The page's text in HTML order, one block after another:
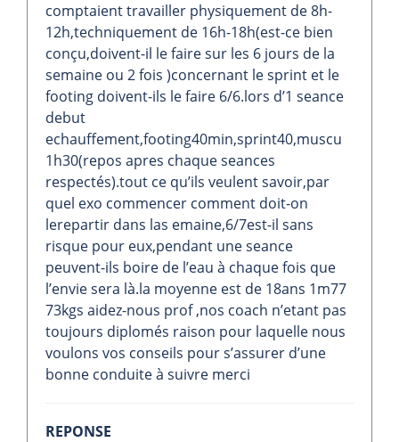
comptaient travailler physiquement de 8h-
12h,techniquement de 16h-18h(est-ce bien
conçu,doivent-il le faire sur les 6 jours de la
semaine ou 2 fois )concernant le sprint et le
footing doivent-ils le faire 6/6.lors d’1 seance
debut
echauffement,footing40min,sprint40,muscu
1h30(repos apres chaque seances
respectés).tout ce qu’ils veulent savoir,par
quel exo commencer comment doit-on
lerepartir dans las emaine,6/7est-il sans
risque pour eux,pendant une seance
peuvent-ils boire de l’eau à chaque fois que
l’envie sera là.la moyenne est de 18ans 1m77
73kgs aidez-nous prof ,nos coach n’etant pas
toujours diplomés raison pour laquelle nous
voulons vos conseils pour s’assurer d’une
bonne conduite à suivre merci
REPONSE